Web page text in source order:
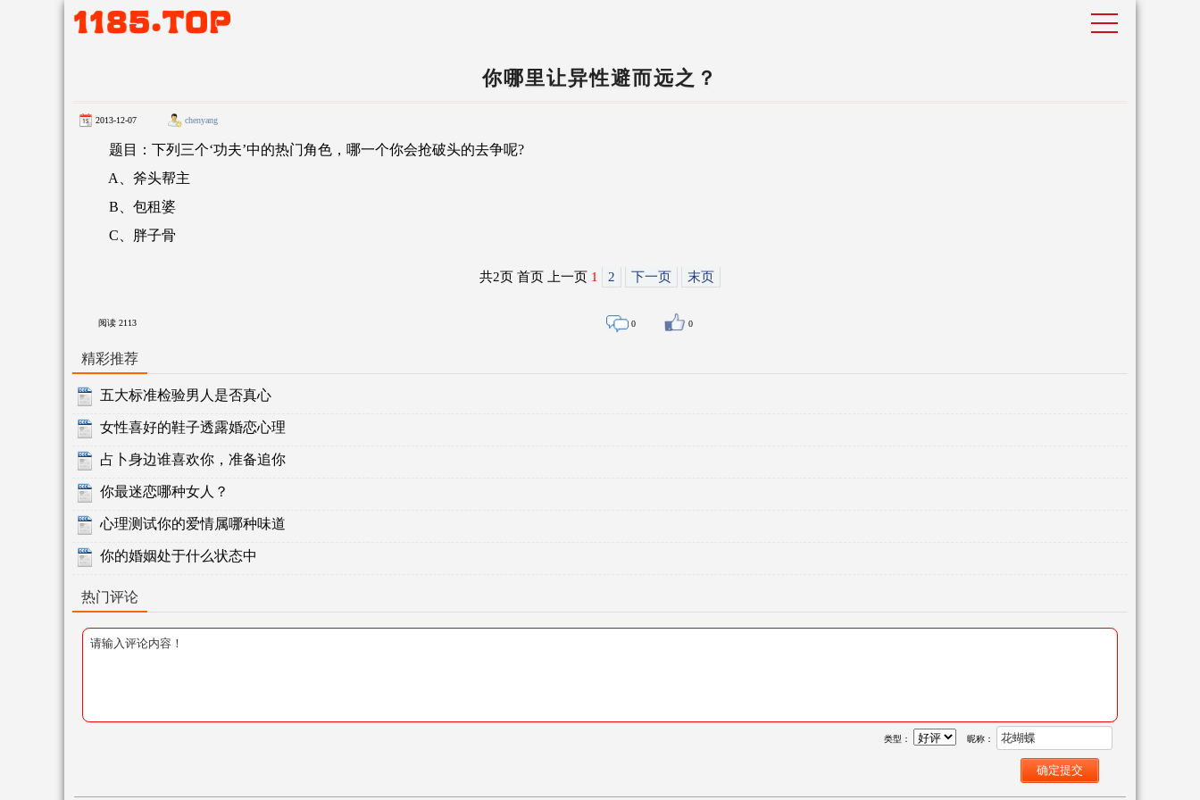
你哪里让异性避而远之？
2013-12-07 chenyang
题目：下列三个‘功夫’中的热门角色，哪一个你会抢破头的去争呢?
A、斧头帮主
B、包租婆
C、胖子骨
共2页 首页 上一页 1 2 下一页 末页
阅读 2113 0 0
精彩推荐
五大标准检验男人是否真心
女性喜好的鞋子透露婚恋心理
占卜身边谁喜欢你，准备追你
你最迷恋哪种女人？
心理测试你的爱情属哪种味道
你的婚姻处于什么状态中
热门评论
类型： 昵称：